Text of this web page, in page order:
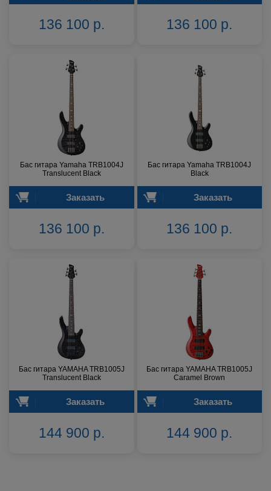
136 100 р. 136 100 р.
Бас гитара Yamaha TRB1004J
Translucent Black
Заказать
136 100 р.
Бас гитара Yamaha TRB1004J
Black
Заказать
136 100 р.
Бас гитара YAMAHA TRB1005J
Translucent Black
Заказать
144 900 р.
Бас гитара YAMAHA TRB1005J
Caramel Brown
Заказать
144 900 р.